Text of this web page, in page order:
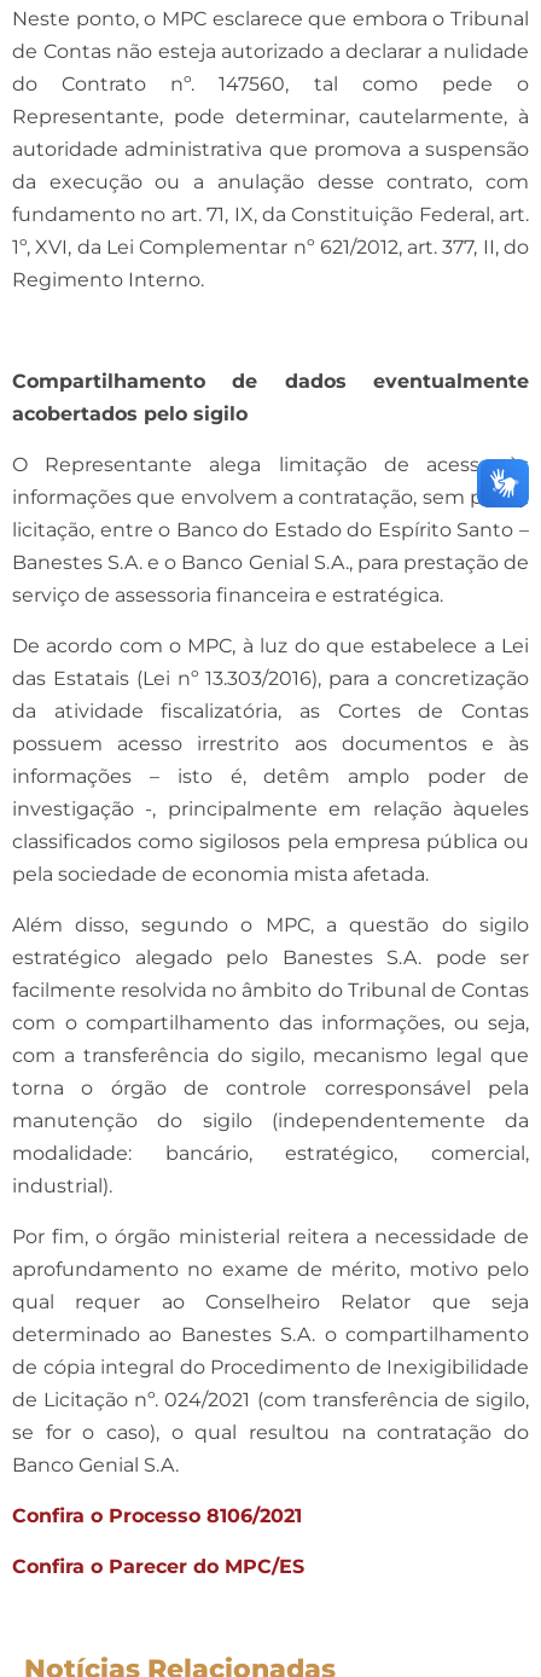
Neste ponto, o MPC esclarece que embora o Tribunal
de Contas não esteja autorizado a declarar a nulidade
do Contrato nº. 147560, tal como pede o
Representante, pode determinar, cautelarmente, à
autoridade administrativa que promova a suspensão
da execução ou a anulação desse contrato, com
fundamento no art. 71, IX, da Constituição Federal, art.
1º, XVI, da Lei Complementar nº 621/2012, art. 377, II, do
Regimento Interno.
Compartilhamento de dados eventualmente
acobertados pelo sigilo
O Representante alega limitação de acesso às
informações que envolvem a contratação, sem prévia
licitação, entre o Banco do Estado do Espírito Santo –
Banestes S.A. e o Banco Genial S.A., para prestação de
serviço de assessoria financeira e estratégica.
De acordo com o MPC, à luz do que estabelece a Lei
das Estatais (Lei nº 13.303/2016), para a concretização
da atividade fiscalizatória, as Cortes de Contas
possuem acesso irrestrito aos documentos e às
informações – isto é, detêm amplo poder de
investigação -, principalmente em relação àqueles
classificados como sigilosos pela empresa pública ou
pela sociedade de economia mista afetada.
Além disso, segundo o MPC, a questão do sigilo
estratégico alegado pelo Banestes S.A. pode ser
facilmente resolvida no âmbito do Tribunal de Contas
com o compartilhamento das informações, ou seja,
com a transferência do sigilo, mecanismo legal que
torna o órgão de controle corresponsável pela
manutenção do sigilo (independentemente da
modalidade: bancário, estratégico, comercial,
industrial).
Por fim, o órgão ministerial reitera a necessidade de
aprofundamento no exame de mérito, motivo pelo
qual requer ao Conselheiro Relator que seja
determinado ao Banestes S.A. o compartilhamento
de cópia integral do Procedimento de Inexigibilidade
de Licitação nº. 024/2021 (com transferência de sigilo,
se for o caso), o qual resultou na contratação do
Banco Genial S.A.
Confira o Processo 8106/2021
Confira o Parecer do MPC/ES
Notícias Relacionadas